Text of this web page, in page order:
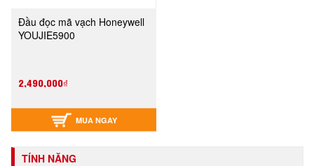
Đầu đọc mã vạch Honeywell
YOUJIE5900
2,490,000₫
MUA NGAY
TÍNH NĂNG